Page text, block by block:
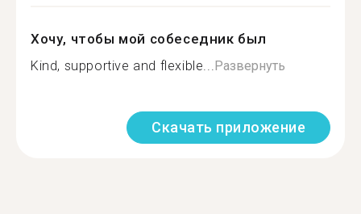
Хочу, чтобы мой собеседник был
Kind, supportive and flexible...Развернуть
Скачать приложение